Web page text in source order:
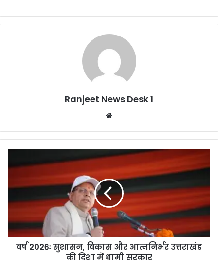
Ranjeet News Desk 1
te
वर्ष 2026ः सुशासन, विकास और आत्मनिर्भर उत्तराखंड
की दिशा में धामी सरकार